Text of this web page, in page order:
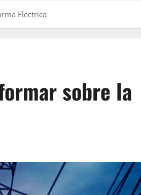
Eléctrica
sobre la